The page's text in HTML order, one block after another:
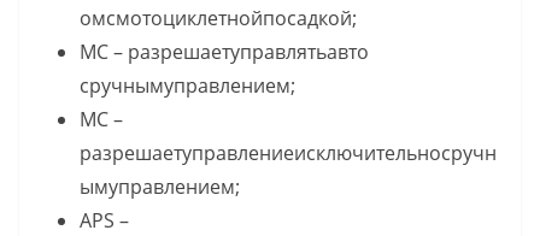
омсмотоциклетнойпосадкой;
MC – разрешаетуправлятьавто
сручнымуправлением;
MC –
разрешаетуправлениеисключительносручн
ымуправлением;
APS –